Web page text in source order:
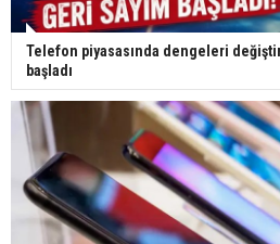
Telefon piyasasında dengeleri
başladı